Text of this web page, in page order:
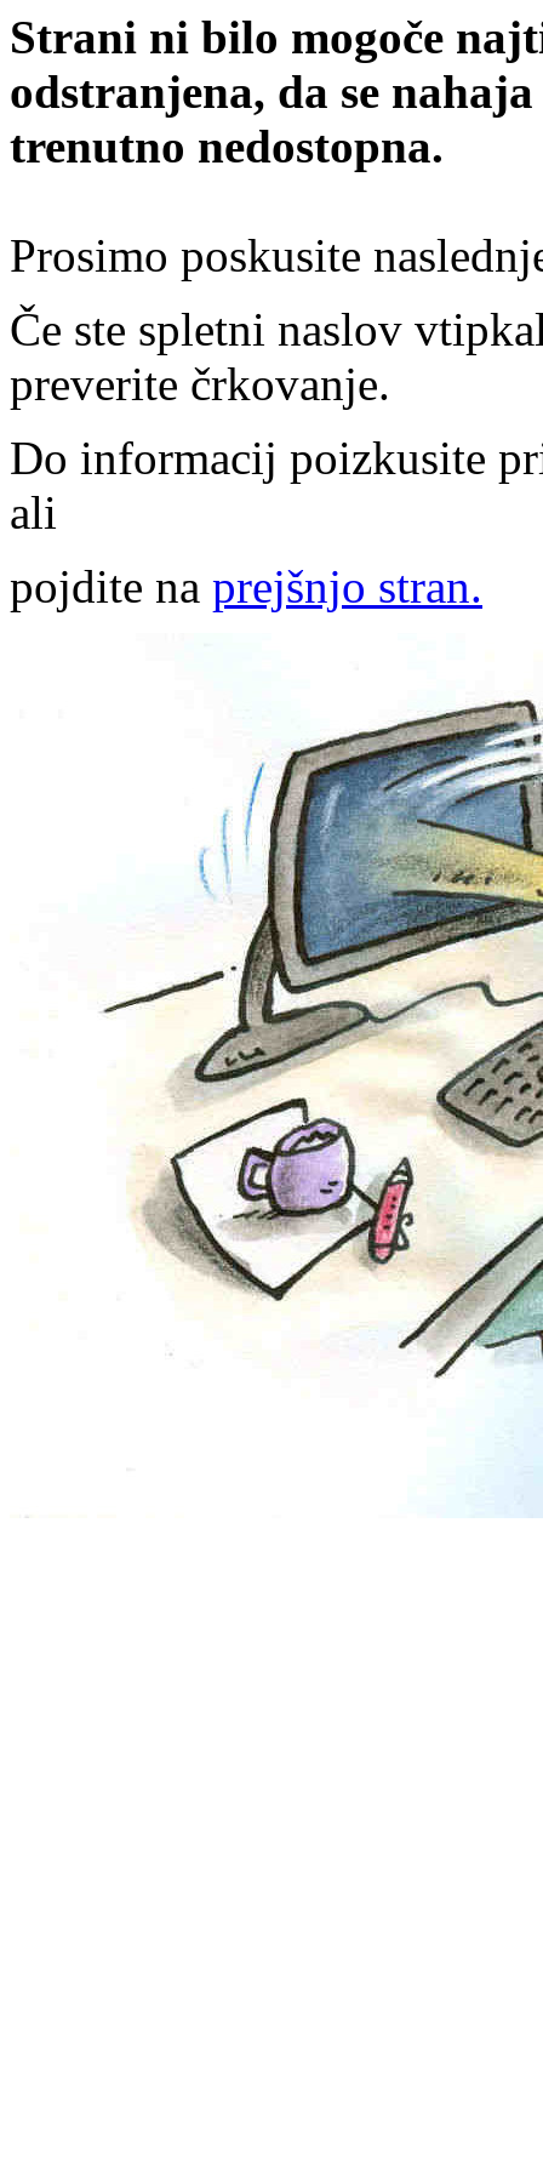
Strani ni bilo mogoče
odstranjena, da se
trenutno nedostopna.
Prosimo poskusite
Če ste spletni naslov
preverite črkovanje.
Do informacij poizkusite
ali
pojdite na prejšnjo stran.